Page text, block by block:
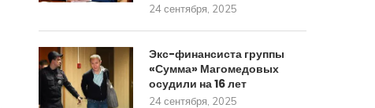
24 сентября, 2025
Экс-финансиста группы
«Сумма» Магомедовых
осудили на 16 лет
24 сентября, 2025